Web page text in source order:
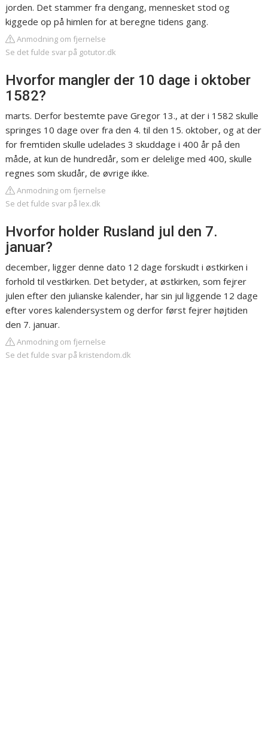
jorden. Det stammer fra dengang, mennesket stod og
kiggede op på himlen for at beregne tidens gang.
Anmodning om fjernelse
Se det fulde svar på gotutor.dk
Hvorfor mangler der 10 dage i oktober
1582?
marts. Derfor bestemte pave Gregor 13., at der i 1582 skulle
springes 10 dage over fra den 4. til den 15. oktober, og at der
for fremtiden skulle udelades 3 skuddage i 400 år på den
måde, at kun de hundredår, som er delelige med 400, skulle
regnes som skudår, de øvrige ikke.
Anmodning om fjernelse
Se det fulde svar på lex.dk
Hvorfor holder Rusland jul den 7.
januar?
december, ligger denne dato 12 dage forskudt i østkirken i
forhold til vestkirken. Det betyder, at østkirken, som fejrer
julen efter den julianske kalender, har sin jul liggende 12 dage
efter vores kalendersystem og derfor først fejrer højtiden
den 7. januar.
Anmodning om fjernelse
Se det fulde svar på kristendom.dk